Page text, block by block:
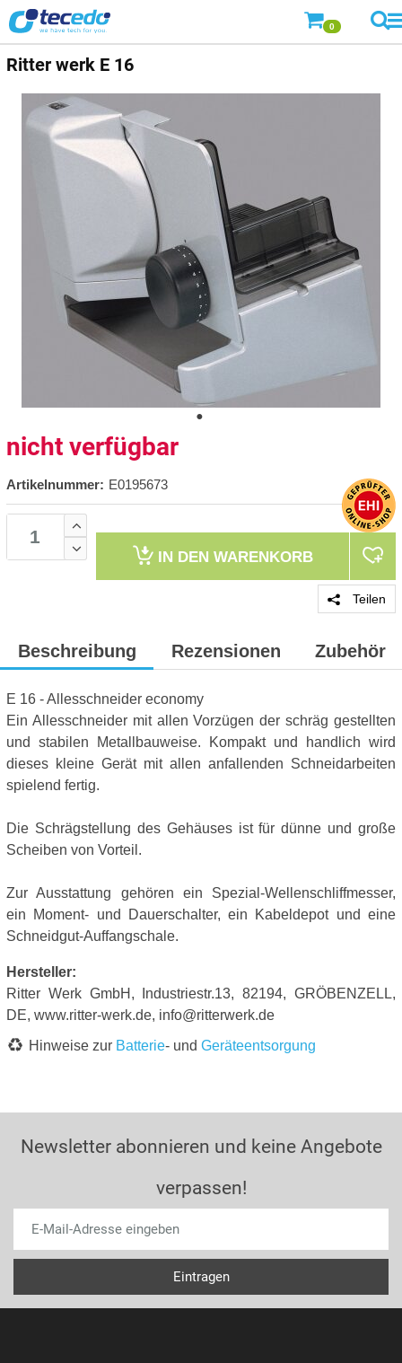
0
Ritter werk E 16
nicht verfügbar
Artikelnummer: E0195673
IN DEN WARENKORB
Teilen
Beschreibung Rezensionen Zubehör
E 16 - Allesschneider economy
Ein Allesschneider mit allen Vorzügen der schräg gestellten
und stabilen Metallbauweise. Kompakt und handlich wird
dieses kleine Gerät mit allen anfallenden Schneidarbeiten
spielend fertig.
Die Schrägstellung des Gehäuses ist für dünne und große
Scheiben von Vorteil.
Zur Ausstattung gehören ein Spezial-Wellenschliffmesser,
ein Moment- und Dauerschalter, ein Kabeldepot und eine
Schneidgut-Auffangschale.
Hersteller:
Ritter Werk GmbH, Industriestr.13, 82194, GRÖBENZELL,
DE, www.ritter-werk.de, info@ritterwerk.de
Hinweise zur Batterie- und Geräteentsorgung
Newsletter abonnieren und keine Angebote
verpassen!